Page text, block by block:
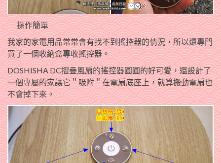
操作簡單
我家的家電用品常常會有找不到搖控器的情況，所以還專門
買了一個收納盒專收搖控器。
DOSHISHA DC摺疊風扇的搖控器圓圓的好可愛，還設計了
一個專屬的家讓它＂吸附＂在電扇底座上，就算搬動電扇也
不會掉下來。